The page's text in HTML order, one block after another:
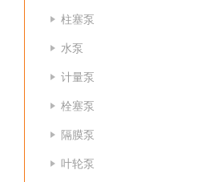
柱塞泵
水泵
计量泵
栓塞泵
隔膜泵
叶轮泵